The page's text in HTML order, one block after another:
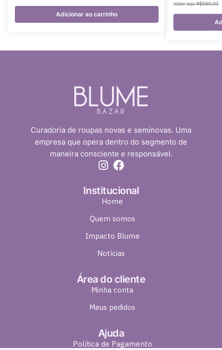
Adicionar ao carrinho
R$589,00
Curadoria de roupas novas e seminovas. Uma
empresa que opera dentro do segmento de
maneira consciente e responsável.
Institucional
Home
Quem somos
Impacto Blume
Notícias
Área do cliente
Minha conta
Meus pedidos
Ajuda
Política de Pagamento